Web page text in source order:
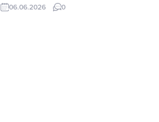
Yozgat Merkez İlçe Jandarma
06.06.2026 0